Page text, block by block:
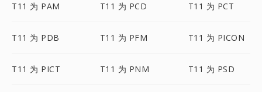
T11 为 PAM T11 为 PCD T11 为 PCT
T11 为 PDB T11 为 PFM T11 为 PICON
T11 为 PICT T11 为 PNM T11 为 PSD